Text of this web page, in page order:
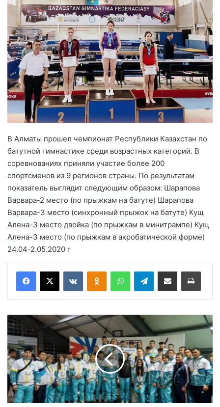
В Алматы прошел чемпионат Республики Казахстан по
батутной гимнастике среди возрастных категорий. В
соревнованиях приняли участие более 200
спортсменов из 9 регионов страны. По результатам
показатель выглядит следующим образом: Шарапова
Варвара-2 место (по прыжкам на батуте) Шарапова
Варвара-3 место (синхронный прыжок на батуте) Кущ
Алена-3 место двойка (по прыжкам в минитрампе) Кущ
Алена-3 место (по прыжкам в акробатической форме)
24.04-2.05.2020 г
Telegram
С
т
а
р
т
о
в
а
л